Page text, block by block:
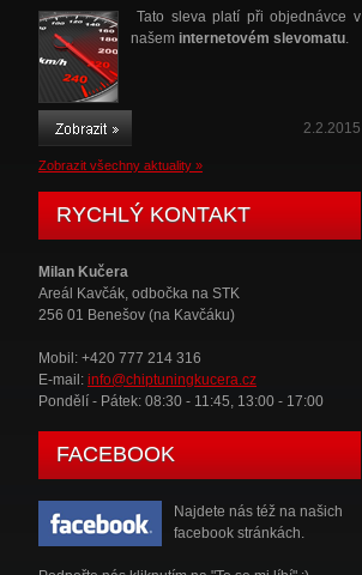
Tato sleva platí při objednávce v
našem internetovém slevomatu.
2.2.2015
Zobrazit všechny aktuality »
RYCHLÝ KONTAKT
Milan Kučera
Areál Kavčák, odbočka na STK
256 01 Benešov (na Kavčáku)
Mobil: +420 777 214 316
E-mail: info@chiptuningkucera.cz
Pondělí - Pátek: 08:30 - 11:45, 13:00 - 17:00
FACEBOOK
Najdete nás též na našich
facebook stránkách.